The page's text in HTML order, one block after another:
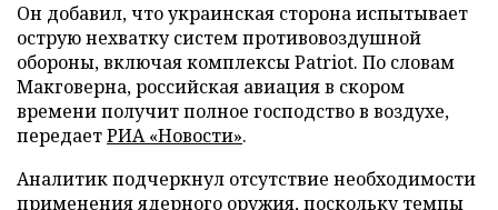
Он добавил, что украинская сторона испытывает
острую нехватку систем противовоздушной
обороны, включая комплексы Patriot. По словам
Макговерна, российская авиация в скором
времени получит полное господство в воздухе,
передаетРИА «Новости».
Аналитик подчеркнул отсутствие необходимости
применения ядерного оружия, поскольку темпы